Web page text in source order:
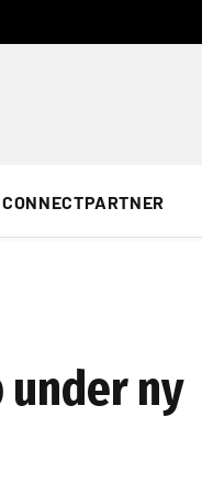
under ny